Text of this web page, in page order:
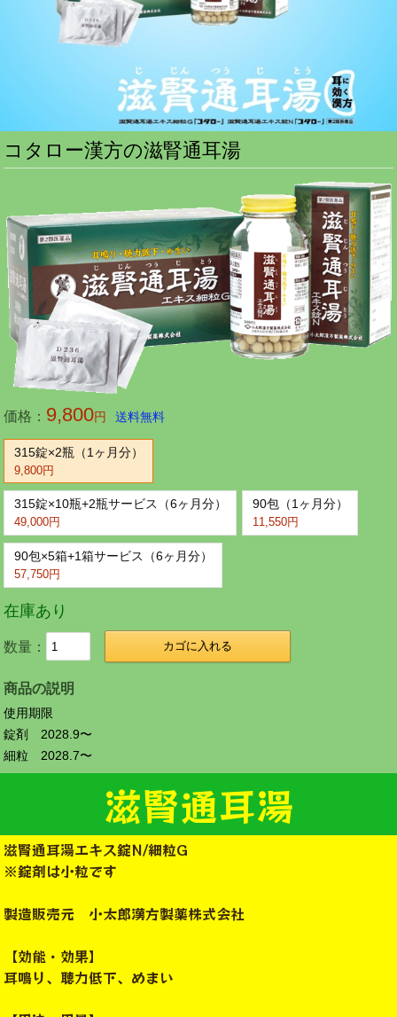
コタロー漢方の滋腎通耳湯
価格： 9,800円 送料無料
315錠×2瓶（1ヶ月分）
9,800円
315錠×10瓶+2瓶サービス（6ヶ月分）
49,000円
90包（1ヶ月分）
11,550円
90包×5箱+1箱サービス（6ヶ月分）
57,750円
在庫あり
数量： カゴに入れる
商品の説明
使用期限
錠剤 2028.9〜
細粒 2028.7〜
滋腎通耳湯
滋腎通耳湯エキス錠N/細粒G
※錠剤は小粒です
製造販売元 小太郎漢方製薬株式会社
【効能・効果】
耳鳴り、聴力低下、めまい